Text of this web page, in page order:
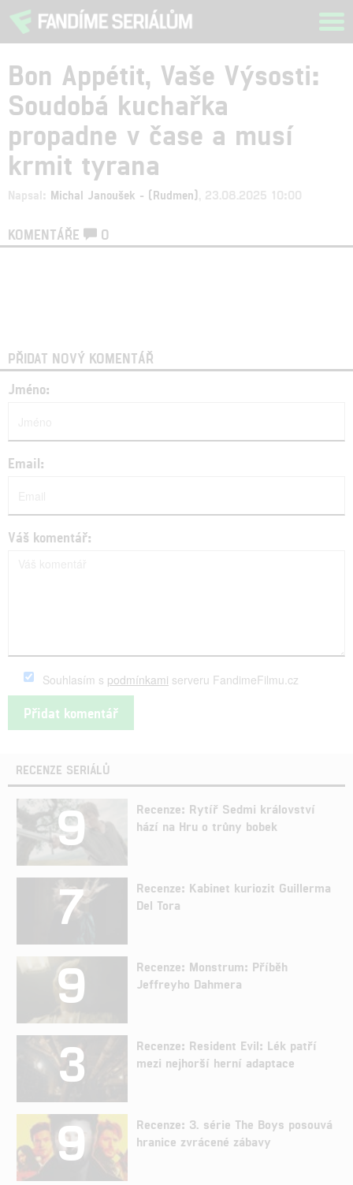
Bon Appétit, Vaše Výsosti:
Soudobá kuchařka
propadne v čase a musí
krmit tyrana
Napsal: Michal Janoušek - (Rudmen) , 23.08.2025 10:00
KOMENTÁŘE 0
PŘIDAT NOVÝ KOMENTÁŘ
Jméno:
Email:
Váš komentář:
Souhlasím s podmínkami serveru FandimeFilmu.cz
RECENZE SERIÁLŮ
9
Recenze: Rytíř Sedmi království
hází na Hru o trůny bobek
7
Recenze: Kabinet kuriozit Guillerma
Del Tora
9
Recenze: Monstrum: Příběh
Jeffreyho Dahmera
3
Recenze: Resident Evil: Lék patří
mezi nejhorší herní adaptace
9
Recenze: 3. série The Boys posouvá
hranice zvrácené zábavy